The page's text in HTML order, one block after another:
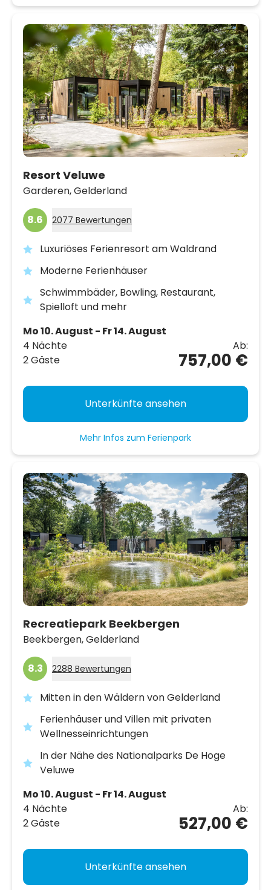
Resort Veluwe
Garderen,Gelderland
8.6 2077 Bewertungen
Luxuriöses Ferienresort am Waldrand
Moderne Ferienhäuser
Schwimmbäder, Bowling, Restaurant,
Spielloft und mehr
Mo 10. August - Fr 14. August
4 Nächte
2 Gäste
Ab:
757,00 €
Unterkünfte ansehen
Mehr Infos zum Ferienpark
Recreatiepark Beekbergen
Beekbergen,Gelderland
8.3 2288 Bewertungen
Mitten in den Wäldern von Gelderland
Ferienhäuser und Villen mit privaten
Wellnesseinrichtungen
In der Nähe des Nationalparks De Hoge
Veluwe
Mo 10. August - Fr 14. August
4 Nächte
2 Gäste
Ab:
527,00 €
Unterkünfte ansehen